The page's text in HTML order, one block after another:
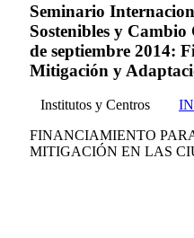
Seminario
Sostenibles y
de septiembre 2014:
Mitigación y
Institutos y Centros
FINANCIAMIENTO
MITIGACIÓN EN LAS